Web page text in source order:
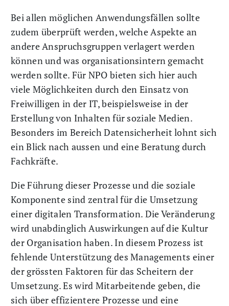
Bei allen möglichen Anwendungsfällen sollte
zudem überprüft werden, welche Aspekte an
andere Anspruchsgruppen verlagert werden
können und was organisationsintern gemacht
werden sollte. Für NPO bieten sich hier auch
viele Möglichkeiten durch den Einsatz von
Freiwilligen in der IT, beispielsweise in der
Erstellung von Inhalten für soziale Medien.
Besonders im Bereich Datensicherheit lohnt sich
ein Blick nach aussen und eine Beratung durch
Fachkräfte.
Die Führung dieser Prozesse und die soziale
Komponente sind zentral für die Umsetzung
einer digitalen Transformation. Die Veränderung
wird unabdinglich Auswirkungen auf die Kultur
der Organisation haben. In diesem Prozess ist
fehlende Unterstützung des Managements einer
der grössten Faktoren für das Scheitern der
Umsetzung. Es wird Mitarbeitende geben, die
sich über effizientere Prozesse und eine